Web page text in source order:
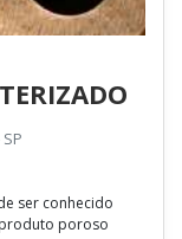
ser conhecido
poroso